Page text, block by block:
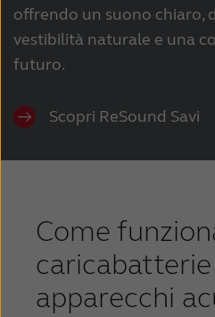
offrendo un suono chiaro,
vestibilità naturale e una
futuro.
Scopri ReSound Savi
Come
apparecchi